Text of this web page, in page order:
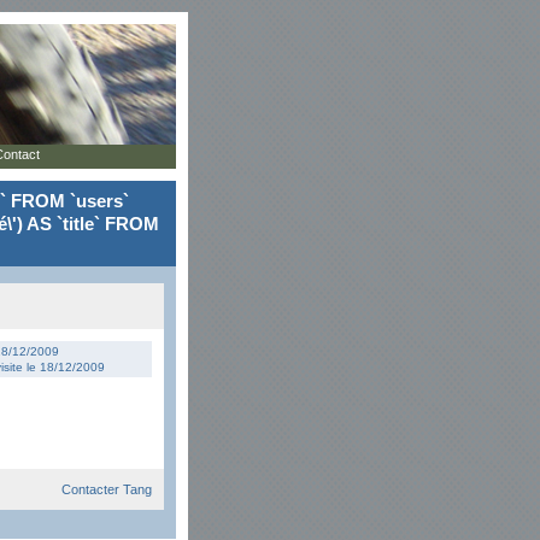
FROM `users`
AS `title` FROM
12/2009
le 18/12/2009
Contacter Tang